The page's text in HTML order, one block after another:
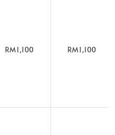
RM1,100 RM1,100